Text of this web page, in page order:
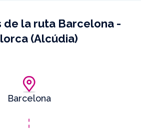
de la ruta Barcelona -
(Alcúdia)
Barcelona